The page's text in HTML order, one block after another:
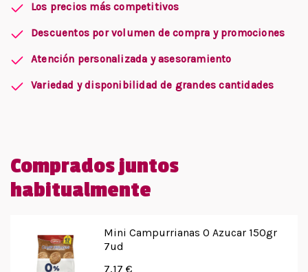
Los precios más competitivos
Descuentos por volumen de compra y promociones
Atención personalizada y asesoramiento
Variedad y disponibilidad de grandes cantidades
Comprados juntos
habitualmente
Mini Campurrianas 0 Azucar 150gr
7ud
7,17 €